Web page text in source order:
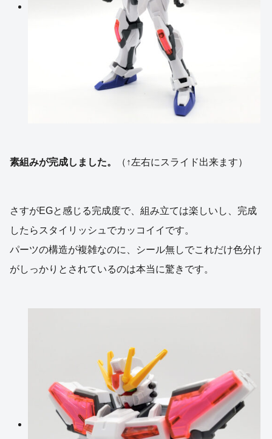
素組みが完成しました。 （↑左右にスライド出来ます）
さすがEGと感じる完成度で、組み立ては楽しいし、完成
したらスタイリッシュでカッコイイです。
パーツの構造が複雑なのに、シール無しでこれだけ色分け
がしっかりとされているのは本当に驚きです。